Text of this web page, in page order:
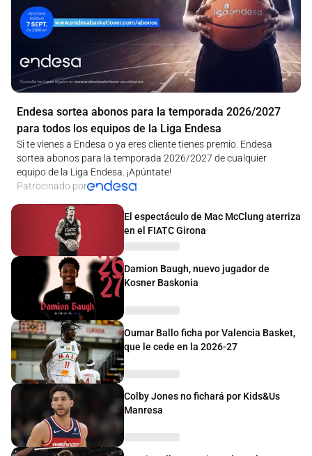
Endesa sortea abonos para la temporada 2026/2027
para todos los equipos de la Liga Endesa
Si te vienes a Endesa o ya eres cliente tienes premio. Endesa
sortea abonos para la temporada 2026/2027 de cualquier
equipo de la Liga Endesa. ¡Apúntate!
Patrocinado por
El espectáculo de Mac McClung aterriza
en el FIATC Girona
Damion Baugh, nuevo jugador de
Kosner Baskonia
Oumar Ballo ficha por Valencia Basket,
que le cede en la 2026-27
Colby Jones no fichará por Kids&Us
Manresa